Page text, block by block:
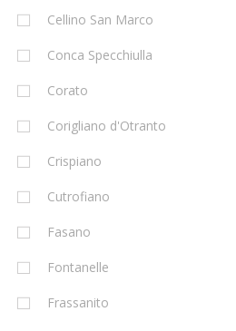
Cellino San Marco
Conca Specchiulla
Corato
Corigliano d'Otranto
Crispiano
Cutrofiano
Fasano
Fontanelle
Frassanito